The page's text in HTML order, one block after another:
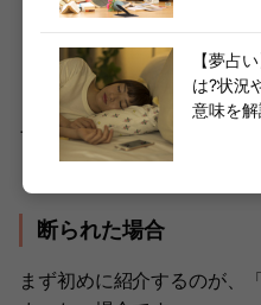
・断られた場合
・保留された場合
・答えをくれず「ありがと
それぞれの場合ごとに、す
しょう。
断られた場合
まず初めに紹介するのが、
【夢占
は?状況
意味を解